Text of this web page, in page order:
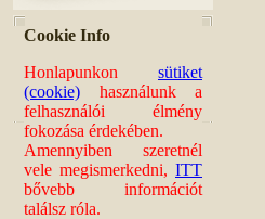
Cookie Info
Honlapunkon sütiket
(cookie) használunk a
felhasználói élmény
fokozása érdekében.
Amennyiben szeretnél
vele megismerkedni, ITT
bővebb információt
találsz róla.